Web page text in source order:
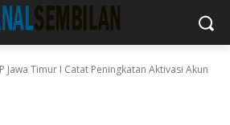
Jawa Timur I Catat Peningkatan Aktivasi Akun